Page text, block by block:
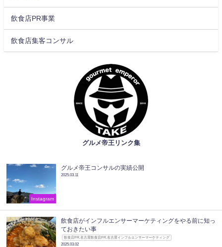
飲食店PR事業
飲食店集客コンサル
グルメ帝王リンク集
Instagram
グルメ帝王コンサルの実績公開
2025.03.11
飲食店がインフルエンサーマーケティングをやる前に知っ
ておきたい事
飲食店PR.名古屋飲食店PR.名古屋インフルエンサーマーケティング
2025.03.02